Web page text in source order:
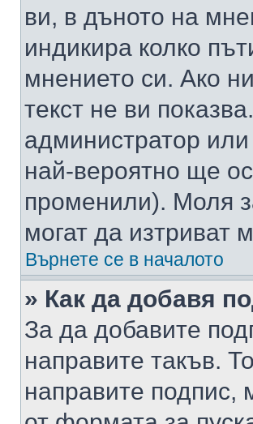
ви, в дъното на
индикира колко
мнението си. Ако
текст не ви
администратор
най-вероятно ще
променили). Моля
могат да изтриват
Върнете се в началото
» Как да добавя
За да добавите
направите такъв.
направите